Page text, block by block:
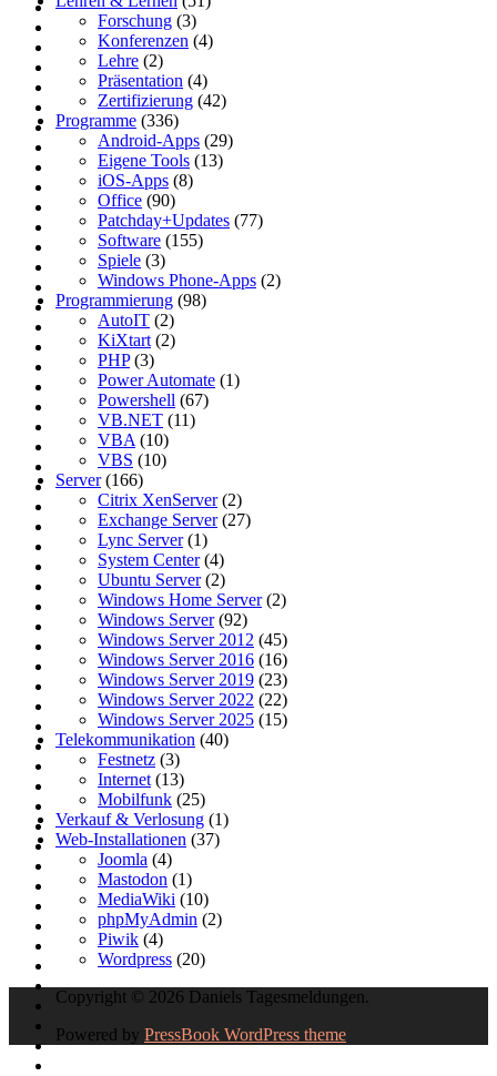
Forschung (3)
Konferenzen (4)
Lehre (2)
Präsentation (4)
Zertifizierung (42)
Programme (336)
Android-Apps (29)
Eigene Tools (13)
iOS-Apps (8)
Office (90)
Patchday+Updates (77)
Software (155)
Spiele (3)
Windows Phone-Apps (2)
Programmierung (98)
AutoIT (2)
KiXtart (2)
PHP(3)
Power Automate (1)
Powershell (67)
VB.NET (11)
VBA (10)
VBS (10)
Server(166)
Citrix XenServer(2)
Exchange Server(27)
Lync Server(1)
System Center(4)
Ubuntu Server(2)
Windows Home Server(2)
Windows Server(92)
Windows Server 2012 (45)
Windows Server 2016 (16)
Windows Server 2019 (23)
Windows Server 2022 (22)
Windows Server 2025 (15)
Telekommunikation (40)
Festnetz (3)
Internet (13)
Mobilfunk (25)
Verkauf & Verlosung (1)
Web-Installationen (37)
Joomla (4)
Mastodon (1)
MediaWiki (10)
phpMyAdmin (2)
Piwik (4)
Wordpress (20)
Copyright © 2026 Daniels Tagesmeldungen.
Powered by PressBook WordPress theme